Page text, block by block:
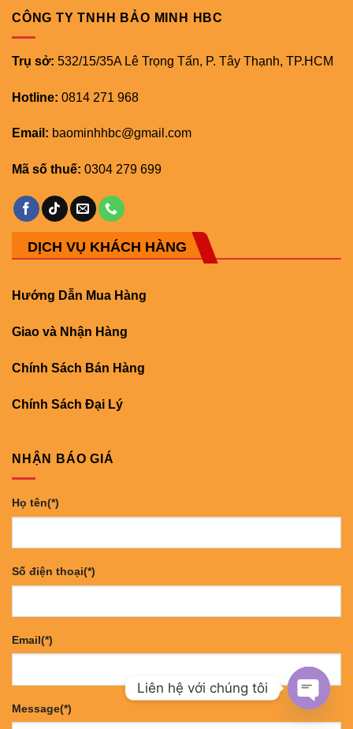
CÔNG TY TNHH BẢO MINH HBC
Trụ sở: 532/15/35A Lê Trọng Tấn, P. Tây Thạnh, TP.HCM
Hotline: 0814 271 968
Email: baominhhbc@gmail.com
Mã số thuế: 0304 279 699
DỊCH VỤ KHÁCH HÀNG
Hướng Dẫn Mua Hàng
Giao và Nhận Hàng
Chính Sách Bán Hàng
Chính Sách Đại Lý
NHẬN BÁO GIÁ
Họ tên(*)
Số điện thoại(*)
Email(*)
Message(*)
Liên hệ với chúng tôi
OPEN